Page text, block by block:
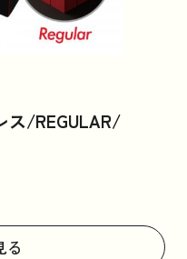
ス/REGULAR/
る